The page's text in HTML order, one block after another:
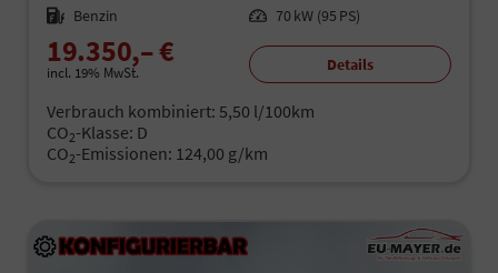
Kraftstoff Benzin Leistung 70 kW (95 PS)
19.350,– €
incl. 19% MwSt. Details
Verbrauch kombiniert: 5,50 l/100km
CO2-Klasse: D
CO2-Emissionen: 124,00 g/km